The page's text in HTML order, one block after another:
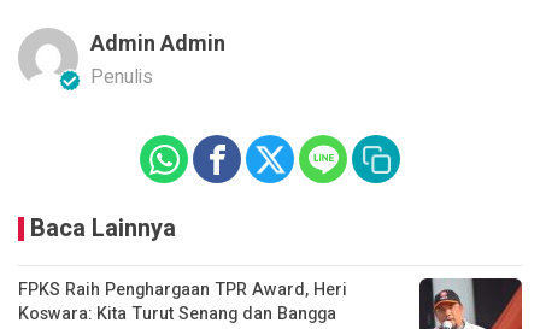
Admin Admin
Penulis
Baca Lainnya
FPKS Raih Penghargaan TPR Award, Heri
Koswara: Kita Turut Senang dan Bangga